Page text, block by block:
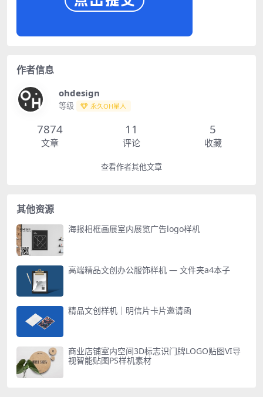
作者信息
ohdesign
等级 永久OH星人
7874
文章
11
评论
5
收藏
查看作者其他文章
其他资源
海报相框画展室内展览广告logo样机
高端精品文创办公服饰样机 — 文件夹a4本子
精品文创样机｜明信片卡片邀请函
商业店铺室内空间3D标志识门牌LOGO贴图VI导
视智能贴图PS样机素材